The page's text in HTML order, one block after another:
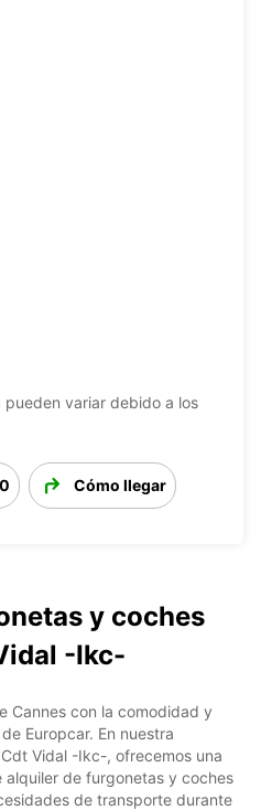
pueden variar debido a los
Cómo llegar
y coches
-Ikc-
Cannes con la comodidad y
Europcar. En nuestra
Vidal -Ikc-, ofrecemos una
de furgonetas y coches
de transporte durante